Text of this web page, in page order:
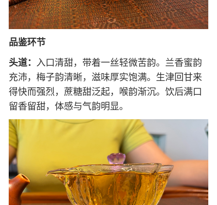
品鉴环节
头道： 入口清甜，带着一丝轻微苦韵。兰香蜜韵
充沛，梅子韵清晰，滋味厚实饱满。生津回甘来
得快而强烈，蔗糖甜泛起，喉韵渐沉。饮后满口
留香留甜，体感与气韵明显。